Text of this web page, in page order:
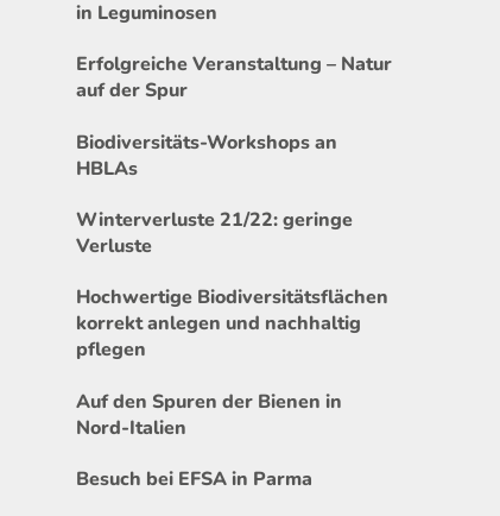
in Leguminosen
Erfolgreiche Veranstaltung – Natur
auf der Spur
Biodiversitäts-Workshops an
HBLAs
Winterverluste 21/22: geringe
Verluste
Hochwertige Biodiversitätsflächen
korrekt anlegen und nachhaltig
pflegen
Auf den Spuren der Bienen in
Nord-Italien
Besuch bei EFSA in Parma